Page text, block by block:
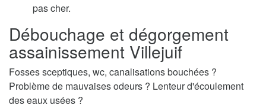
pas cher.
Débouchage et dégorgement
assainissement Villejuif
Fosses sceptiques, wc, canalisations bouchées ?
Problème de mauvaises odeurs ? Lenteur d'écoulement
des eaux usées ?